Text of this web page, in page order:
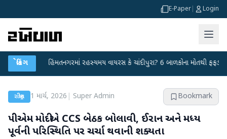
E-Paper Login
બ્રેકિંગ
● હિંમતનગરમાં રહસ્યમય વાયરસ કે ચાંદીપુરા? 6 બાળકોના મોતથી ફફડાટ ●
રાષ્ટ્રીય 1 માર્ચ, 2026 Super Admin Bookmark
પીએમ મોદીએ CCS બેઠક બોલાવી, ઈરાન અને મધ્ય
પૂર્વની પરિસ્થિતિ પર ચર્ચા થવાની શક્યતા